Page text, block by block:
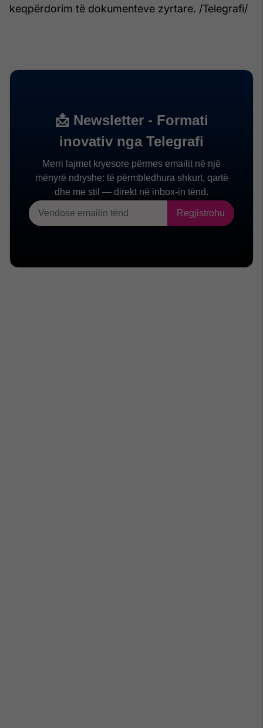
keqpërdorim të dokumenteve zyrtare. /Telegrafi/